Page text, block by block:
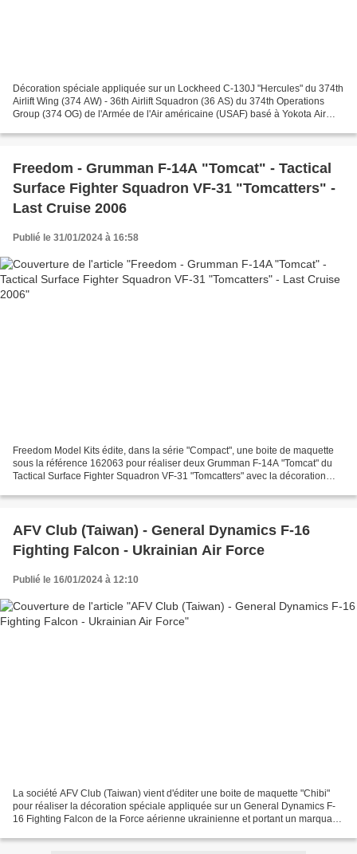
Décoration spéciale appliquée sur un Lockheed C-130J "Hercules" du 374th
Airlift Wing (374 AW) - 36th Airlift Squadron (36 AS) du 374th Operations
Group (374 OG) de l'Armée de l'Air américaine (USAF) basé à Yokota Air
Freedom - Grumman F-14A "Tomcat" - Tactical
Surface Fighter Squadron VF-31 "Tomcatters" -
Last Cruise 2006
Publié le 31/01/2024 à 16:58
Freedom Model Kits édite, dans la série "Compact", une boite de maquette
sous la référence 162063 pour réaliser deux Grumman F-14A "Tomcat" du
Tactical Surface Fighter Squadron VF-31 "Tomcatters" avec la décoration
AFV Club (Taiwan) - General Dynamics F-16
Fighting Falcon - Ukrainian Air Force
Publié le 16/01/2024 à 12:10
La société AFV Club (Taiwan) vient d'éditer une boite de maquette "Chibi"
pour réaliser la décoration spéciale appliquée sur un General Dynamics F-
16 Fighting Falcon de la Force aérienne ukrainienne et portant un marquage